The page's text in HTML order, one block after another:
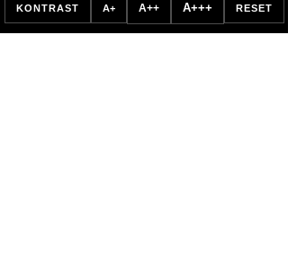
Bilety
KONTRAST A+ A++ A+++ RESET